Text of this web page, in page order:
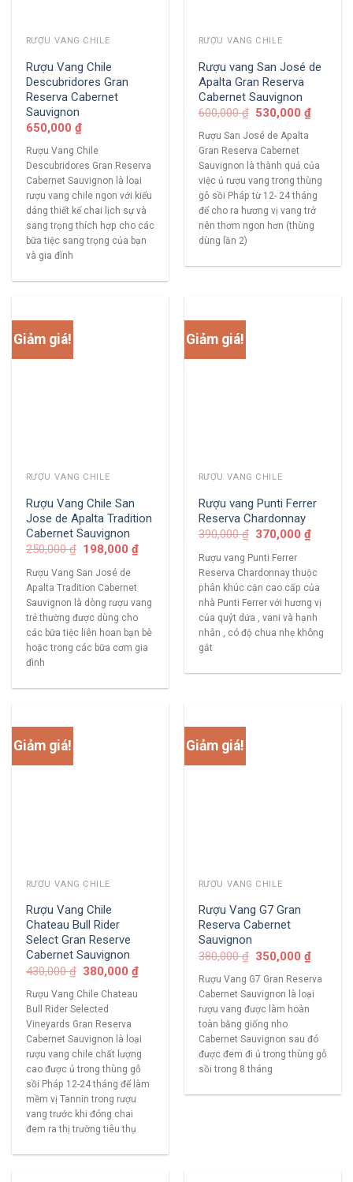
RƯỢU VANG CHILE
Rượu Vang Chile
Descubridores Gran
Reserva Cabernet
Sauvignon
650,000 ₫
Rượu Vang Chile
Descubridores Gran Reserva
Cabernet Sauvignon là loại
rượu vang chile ngon với kiểu
dáng thiết kế chai lịch sự và
sang trọng thích hợp cho các
bữa tiệc sang trọng của bạn
và gia đình
RƯỢU VANG CHILE
Rượu vang San José de
Apalta Gran Reserva
Cabernet Sauvignon
600,000₫ 530,000₫
Rượu San José de Apalta
Gran Reserva Cabernet
Sauvignon là thành quả của
việc ủ rượu vang trong thùng
gỗ sồi Pháp từ 12- 24 tháng
để cho ra hương vị vang trở
nên thơm ngon hơn (thùng
dùng lần 2)
Giảm giá!
RƯỢU VANG CHILE
Rượu Vang Chile San
Jose de Apalta Tradition
Cabernet Sauvignon
250,000₫ 198,000₫
Rượu Vang San José de
Apalta Tradition Cabernet
Sauvignon là dòng rượu vang
trẻ thường được dùng cho
các bữa tiệc liên hoan bạn bè
hoặc trong các bữa cơm gia
đình
Giảm giá!
RƯỢU VANG CHILE
Rượu vang Punti Ferrer
Reserva Chardonnay
390,000₫ 370,000₫
Rượu vang Punti Ferrer
Reserva Chardonnay thuộc
phân khúc cận cao cấp của
nhà Punti Ferrer với hương vị
của quýt dứa , vani và hạnh
nhân , có độ chua nhẹ không
gắt
Giảm giá!
RƯỢU VANG CHILE
Rượu Vang Chile
Chateau Bull Rider
Select Gran Reserve
Cabernet Sauvignon
430,000₫ 380,000₫
Rượu Vang Chile Chateau
Bull Rider Selected
Vineyards Gran Reserva
Cabernet Sauvignon là loại
rượu vang chile chất lượng
cao được ủ trong thùng gỗ
sồi Pháp 12-24 tháng để làm
mềm vị Tannin trong rượu
vang trước khi đóng chai
đem ra thị trường tiêu thụ
Giảm giá!
RƯỢU VANG CHILE
Rượu Vang G7 Gran
Reserva Cabernet
Sauvignon
380,000₫ 350,000₫
Rượu Vang G7 Gran Reserva
Cabernet Sauvignon là loại
rượu vang được làm hoàn
toàn bằng giống nho
Cabernet Sauvignon sau đó
được đem đi ủ trong thùng gỗ
sồi trong 8 tháng